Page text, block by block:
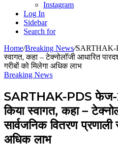
Instagram
Log In
Sidebar
Search for
Home/Breaking News/SARTHAK-
स्वागत, कहा – टेक्नोलॉजी आधारित
गरीबों को मिलेगा अधिक लाभ
Breaking News
SARTHAK-PDS फेज-
किया स्वागत, कहा –
सार्वजनिक वितरण प्रणाली
अधिक लाभ